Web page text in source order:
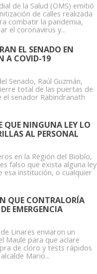
de la Salud (OMS) emitió
de calles realizada
combatir la pandemia,
el coronavirus y...
EL SENADO EN
A COVID-19
Senado, Raúl Guzmán,
total de las puertas de
el senador Rabindranath
QUE NINGUNA LEY LO
AL PERSONAL
en la Región del Biobío,
falso que exista alguna ley
esa institución, o cualquier
QUE CONTRALORÍA
EMERGENCIA
Linares enviaron un
Maule para que aclare
de cloro y tests rápidos
Mario...